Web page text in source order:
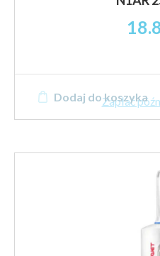
Zapłać
Dodaj do koszyka